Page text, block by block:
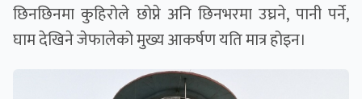
छिनछिनमा कुहिरोले छोप्ने अनि छिनभरमा उघ्रने, पानी पर्ने,
घाम देखिने जेफालेको मुख्य आकर्षण यति मात्र होइन।